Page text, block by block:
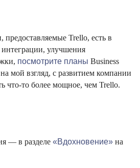
Trello, есть в
улучшения
посмотрите планы Business
мой взгляд, с развитием компании
что-то более мощное, чем Trello.
— в разделе «Вдохновение» на